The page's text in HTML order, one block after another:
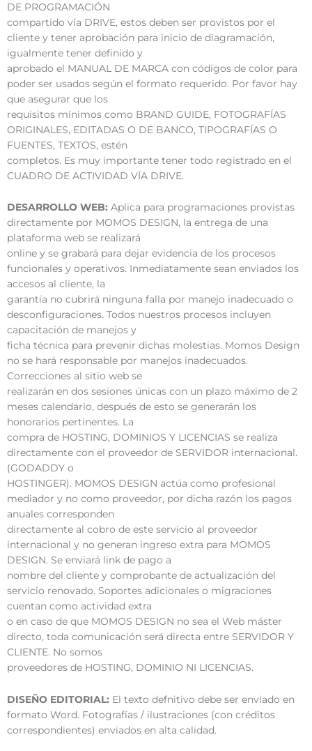
DE PROGRAMACIÓN
compartido vía DRIVE, estos deben ser provistos por el
cliente y tener aprobación para inicio de diagramación,
igualmente tener definido y
aprobado el MANUAL DE MARCA con códigos de color para
poder ser usados según el formato requerido. Por favor hay
que asegurar que los
requisitos mínimos como BRAND GUIDE, FOTOGRAFÍAS
ORIGINALES, EDITADAS O DE BANCO, TIPOGRAFÍAS O
FUENTES, TEXTOS, estén
completos. Es muy importante tener todo registrado en el
CUADRO DE ACTIVIDAD VÍA DRIVE.
DESARROLLO WEB: Aplica para programaciones provistas
directamente por MOMOS DESIGN, la entrega de una
plataforma web se realizará
online y se grabará para dejar evidencia de los procesos
funcionales y operativos. Inmediatamente sean enviados los
accesos al cliente, la
garantía no cubrirá ninguna falla por manejo inadecuado o
desconfiguraciones. Todos nuestros procesos incluyen
capacitación de manejos y
ficha técnica para prevenir dichas molestias. Momos Design
no se hará responsable por manejos inadecuados.
Correcciones al sitio web se
realizarán en dos sesiones únicas con un plazo máximo de 2
meses calendario, después de esto se generarán los
honorarios pertinentes. La
compra de HOSTING, DOMINIOS Y LICENCIAS se realiza
directamente con el proveedor de SERVIDOR internacional.
(GODADDY o
HOSTINGER). MOMOS DESIGN actúa como profesional
mediador y no como proveedor, por dicha razón los pagos
anuales corresponden
directamente al cobro de este servicio al proveedor
internacional y no generan ingreso extra para MOMOS
DESIGN. Se enviará link de pago a
nombre del cliente y comprobante de actualización del
servicio renovado. Soportes adicionales o migraciones
cuentan como actividad extra
o en caso de que MOMOS DESIGN no sea el Web máster
directo, toda comunicación será directa entre SERVIDOR Y
CLIENTE. No somos
proveedores de HOSTING, DOMINIO NI LICENCIAS.
DISEÑO EDITORIAL: El texto defnitivo debe ser enviado en
formato Word. Fotografías / ilustraciones (con créditos
correspondientes) enviados en alta calidad.